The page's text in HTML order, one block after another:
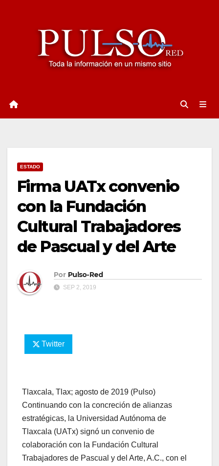
ESTADO
Firma UATx convenio
con la Fundación
Cultural Trabajadores
de Pascual y del Arte
Por Pulso-Red
SEP 2, 2019
Twitter
Tlaxcala, Tlax; agosto de 2019 (Pulso)
Continuando con la concreción de alianzas
estratégicas, la Universidad Autónoma de
Tlaxcala (UATx) signó un convenio de
colaboración con la Fundación Cultural
Trabajadores de Pascual y del Arte, A.C., con el